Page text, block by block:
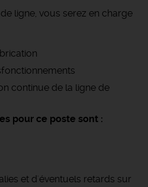
ligne, vous serez en charge
continue de la ligne de
pour ce poste sont :
et d'éventuels retards sur